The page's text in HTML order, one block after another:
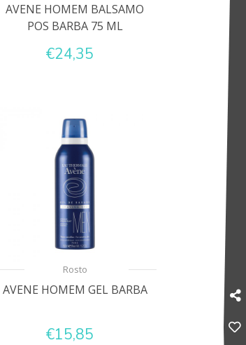
AVENE HOMEM BALSAMO
POS BARBA 75 ML
€24,35
Rosto
AVENE HOMEM GEL BARBA
€15,85